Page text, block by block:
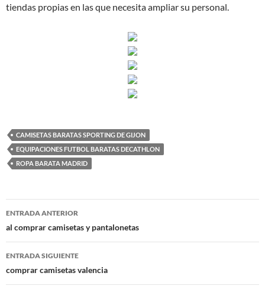
tiendas propias en las que necesita ampliar su personal.
CAMISETAS BARATAS SPORTING DE GIJON
EQUIPACIONES FUTBOL BARATAS DECATHLON
ROPA BARATA MADRID
Navegación
de
entradas
ENTRADA ANTERIOR
al comprar camisetas y pantalonetas
ENTRADA SIGUIENTE
comprar camisetas valencia